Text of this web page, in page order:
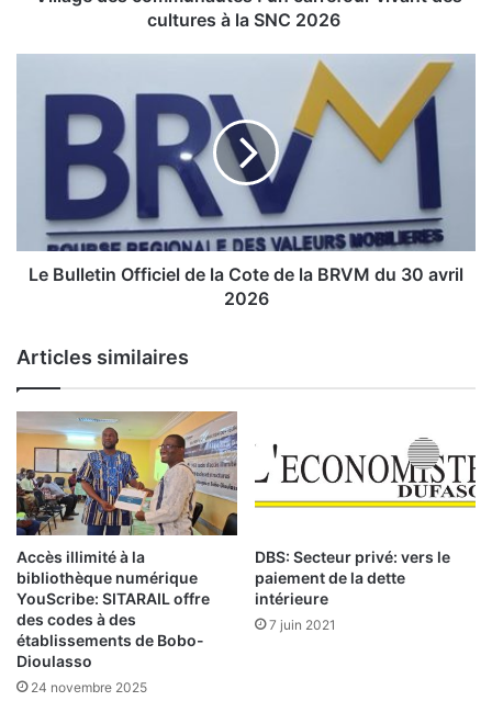
c
a
r
r
f
o
u
v
i
v
a
n
t
cultures à la SNC 2026
t
f
i
c
i
l
d
e
a
C
o
t
e
d
Le Bulletin Officiel de la Cote de la BRVM du 30 avril
2026
Articles similaires
Accès illimité à la
bibliothèque numérique
YouScribe: SITARAIL offre
des codes à des
établissements de Bobo-
Dioulasso
24 novembre 2025
DBS: Secteur privé: vers le
paiement de la dette
intérieure
7 juin 2021